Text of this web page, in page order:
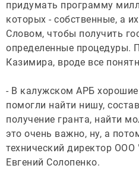
придумать программу
которых - собственные, а
Словом, чтобы получить
определенные процедуры.
Казимира, вроде все
- В калужском АРБ
помогли найти нишу,
получение гранта, найти
это очень важно, ну, а
технический директор ООО
Евгений Солопенко.